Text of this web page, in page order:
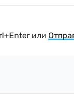
или